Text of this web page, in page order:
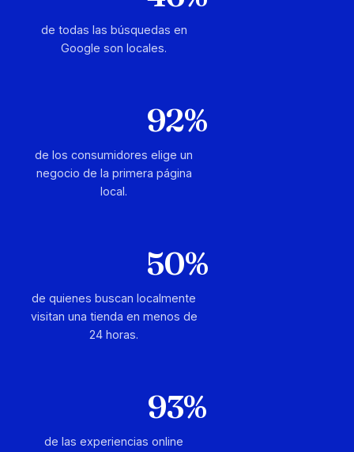
de todas las búsquedas en
Google son locales.
92%
de los consumidores elige un
negocio de la primera página
local.
50%
de quienes buscan localmente
visitan una tienda en menos de
24 horas.
93%
de las experiencias online